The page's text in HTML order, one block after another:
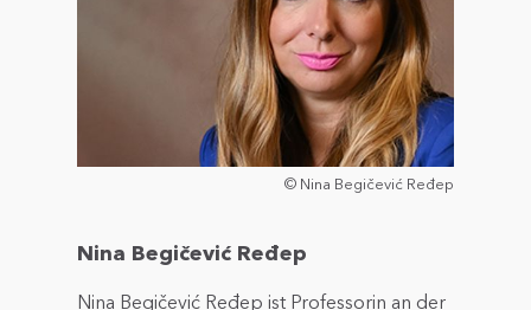
© Nina Begičević Ređep
Nina Begičević Ređep
Nina Begičević Ređep ist Professorin an der